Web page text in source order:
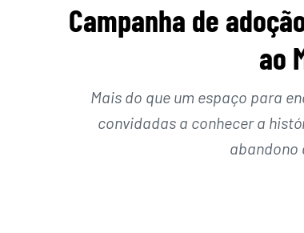
Campanha de
ao
Mais do que um espaço para
convidadas a conhecer a
abandono